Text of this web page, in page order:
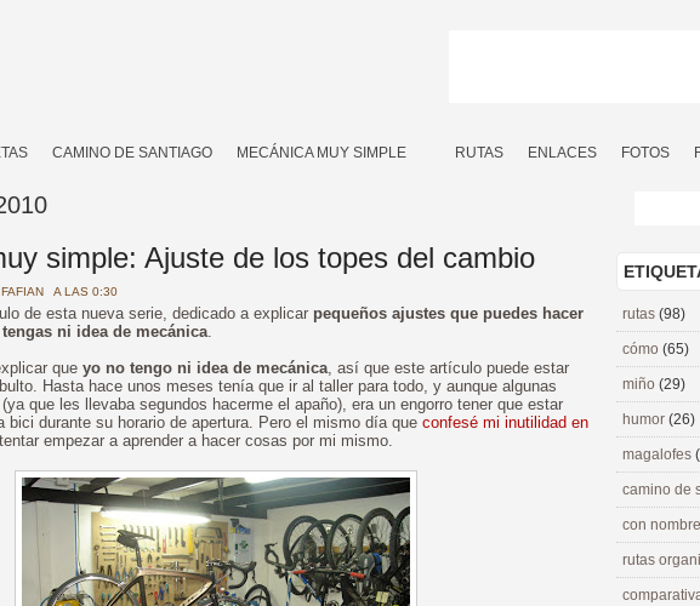
CAMINO DE SANTIAGO MECÁNICA MUY SIMPLE RUTAS ENLACES FOTOS
simple: Ajuste de los topes del cambio
A LAS 0:30
de esta nueva serie, dedicado a explicar pequeños ajustes que puedes hacer
ni idea de mecánica.
que yo no tengo ni idea de mecánica, así que este artículo puede estar
Hasta hace unos meses tenía que ir al taller para todo, y aunque algunas
que les llevaba segundos hacerme el apaño), era un engorro tener que estar
bici durante su horario de apertura. Pero el mismo día que confesé mi inutilidad en
empezar a aprender a hacer cosas por mi mismo.
rutas (98)
cómo (65)
miño (29)
humor (26)
magalofes
camino de
con
rutas